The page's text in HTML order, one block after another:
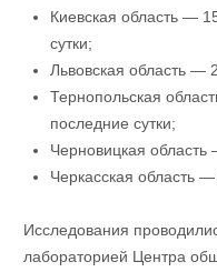
Киевская область —
сутки;
Львовская область —
Тернопольская
последние сутки;
Черновицкая
Черкасская область
Исследования
лабораторией Центра